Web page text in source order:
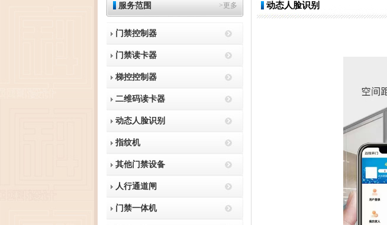
服务范围 >更多
门禁控制器
门禁读卡器
梯控控制器
二维码读卡器
动态人脸识别
指纹机
其他门禁设备
人行通道闸
门禁一体机
动态人脸识别